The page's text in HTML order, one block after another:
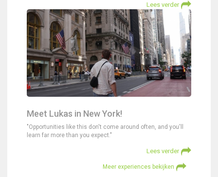
Lees verder
Meet Lukas in New York!
"Opportunities like this don't come around often, and you'll
learn far more than you expect."
Lees verder
Meer experiences bekijken